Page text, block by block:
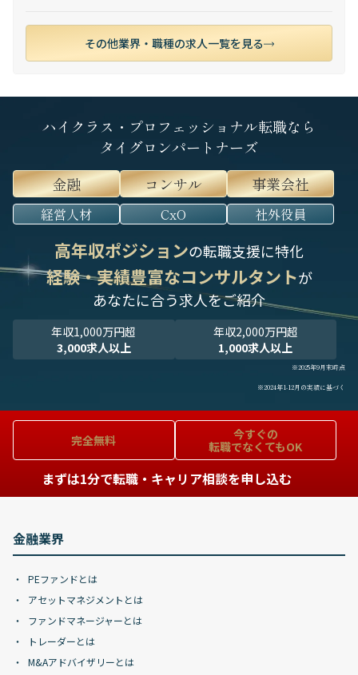
その他業界・職種の求人一覧を見る
ハイクラス・プロフェッショナル転職なら
タイグロンパートナーズ
金融
コンサル 事業会社
経営人材 CxO 社外役員
高年収ポジションの転職支援に特化
経験・実績豊富なコンサルタントが
あなたに合う求人をご紹介
年収1,000万円超
3,000求人以上
年収2,000万円超
1,000求人以上
※2025年9月末時点
※2024年1-12月の実績に基づく
完全無料
今すぐの
転職でなくてもOK
まずは1分で転職・キャリア相談を申し込む
金融業界
PEファンドとは
アセットマネジメントとは
ファンドマネージャーとは
トレーダーとは
M&Aアドバイザリーとは